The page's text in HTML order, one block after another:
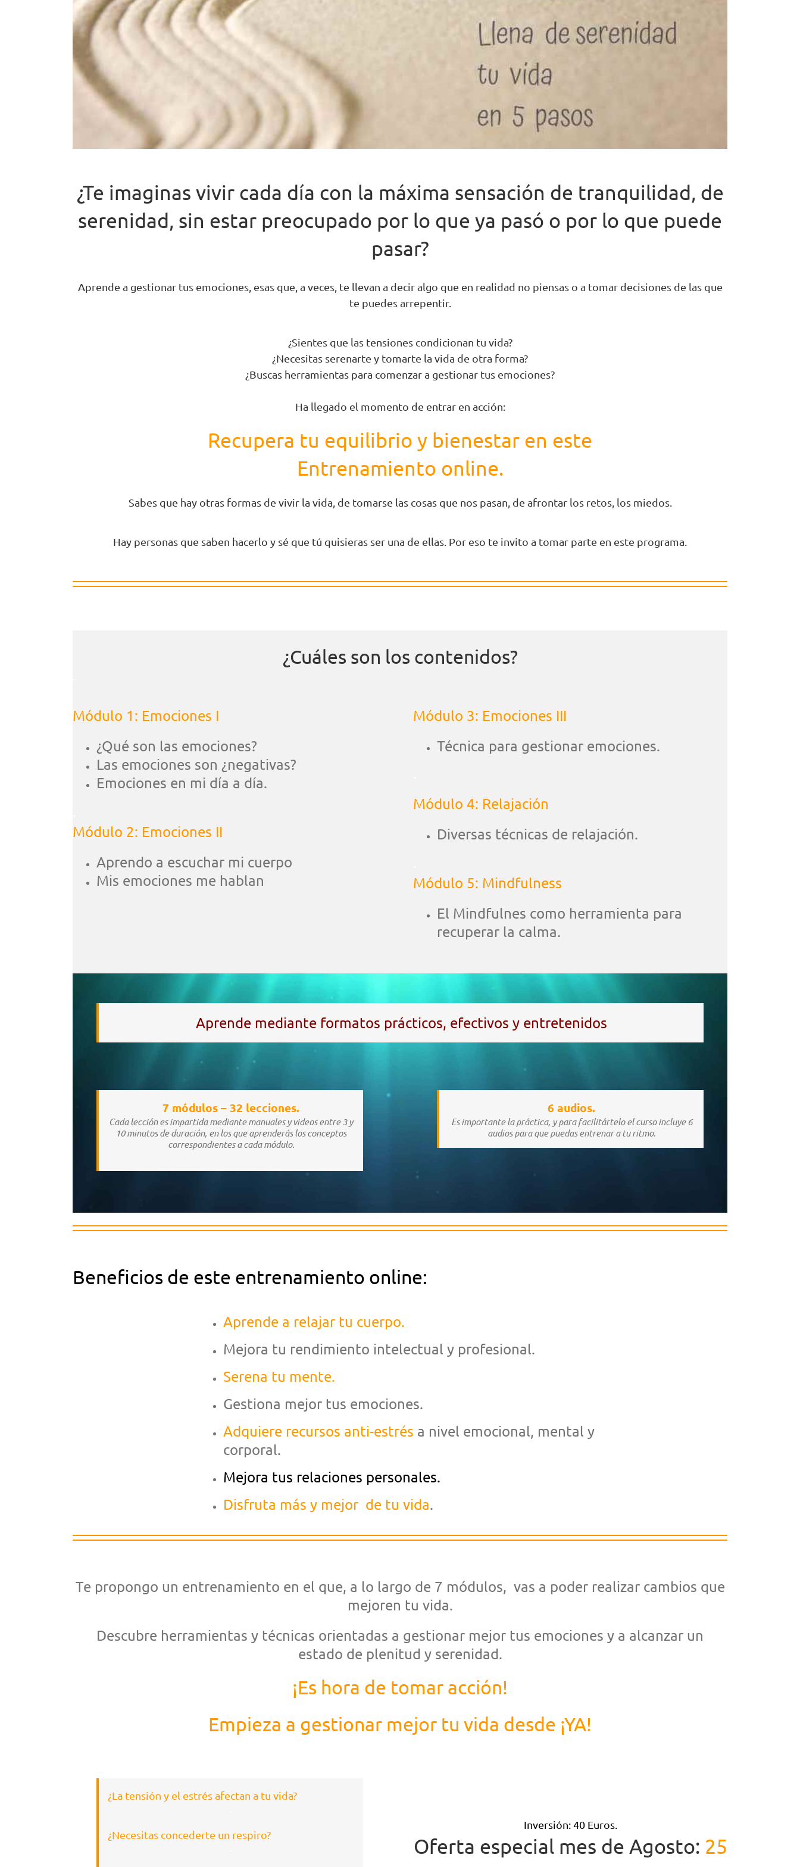
¿Te imaginas vivir cada día con la máxima sensación de tranquilidad, de
serenidad, sin estar preocupado por lo que ya pasó o por lo que puede
pasar?
Aprende a gestionar tus emociones, esas que, a veces, te llevan a decir algo que en realidad no piensas o a tomar decisiones de las que
te puedes arrepentir.
¿Sientes que las tensiones condicionan tu vida?
¿Necesitas serenarte y tomarte la vida de otra forma?
¿Buscas herramientas para comenzar a gestionar tus emociones?
Ha llegado el momento de entrar en acción:
Recupera tu equilibrio y bienestar en este
Entrenamiento online.
Sabes que hay otras formas de vivir la vida, de tomarse las cosas que nos pasan, de afrontar los retos, los miedos.
Hay personas que saben hacerlo y sé que tú quisieras ser una de ellas. Por eso te invito a tomar parte en este programa.
¿Cuáles son los contenidos?
Módulo 1: Emociones I
¿Qué son las emociones?
Las emociones son ¿negativas?
Emociones en mi día a día.
Módulo 2: Emociones II
Aprendo a escuchar mi cuerpo
Mis emociones me hablan
Módulo 3: Emociones III
Técnica para gestionar emociones.
Módulo 4: Relajación
Diversas técnicas de relajación.
Módulo 5: Mindfulness
El Mindfulnes como herramienta para
recuperar la calma.
Aprende mediante formatos prácticos, efectivos y entretenidos
7 módulos – 32 lecciones.
Cada lección es impartida mediante manuales y videos entre 3 y
10 minutos de duración, en los que aprenderás los conceptos
correspondientes a cada módulo.
6 audios.
Es importante la práctica, y para facilitártelo el curso incluye 6
audios para que puedas entrenar a tu ritmo.
Beneficios de este entrenamiento online:
Aprende a relajar tu cuerpo.
Mejora tu rendimiento intelectual y profesional.
Serena tu mente.
Gestiona mejor tus emociones.
Adquiere recursos anti-estrés a nivel emocional, mental y
corporal.
Mejora tus relaciones personales.
Disfruta más y mejor de tu vida.
Te propongo un entrenamiento en el que, a lo largo de 7 módulos, vas a poder realizar cambios que
mejoren tu vida.
Descubre herramientas y técnicas orientadas a gestionar mejor tus emociones y a alcanzar un
estado de plenitud y serenidad.
¡Es hora de tomar acción!
Empieza a gestionar mejor tu vida desde ¡YA!
¿La tensión y el estrés afectan a tu vida?
¿Necesitas concederte un respiro?
Inversión: 40 Euros.
Oferta especial mes de Agosto: 25